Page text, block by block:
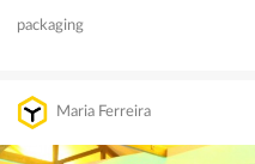
packaging
Maria Ferreira